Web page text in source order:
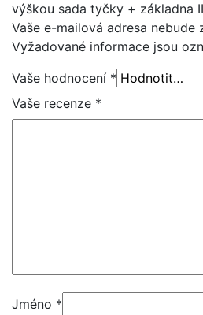
výškou sada tyčky + základna
Vaše e-mailová adresa nebude
Vyžadované informace jsou
Vaše hodnocení *
Vaše recenze *
Jméno *